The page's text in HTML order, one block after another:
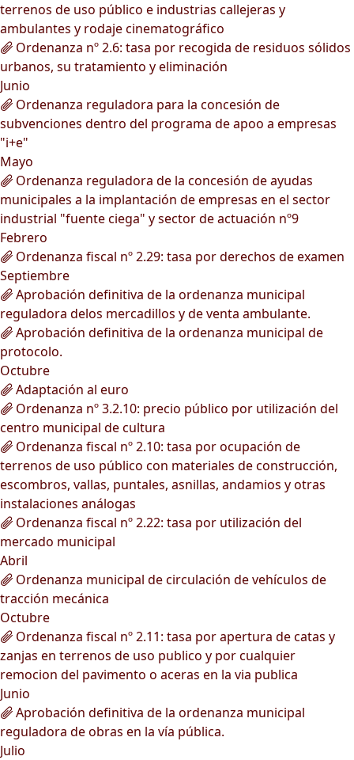
terrenos de uso público e industrias callejeras y
ambulantes y rodaje cinematográfico
Ordenanza nº 2.6: tasa por recogida de residuos sólidos
urbanos, su tratamiento y eliminación
Junio
Ordenanza reguladora para la concesión de
subvenciones dentro del programa de apoo a empresas
"i+e"
Mayo
Ordenanza reguladora de la concesión de ayudas
municipales a la implantación de empresas en el sector
industrial "fuente ciega" y sector de actuación nº9
Febrero
Ordenanza fiscal nº 2.29: tasa por derechos de examen
Septiembre
Aprobación definitiva de la ordenanza municipal
reguladora delos mercadillos y de venta ambulante.
Aprobación definitiva de la ordenanza municipal de
protocolo.
Octubre
Adaptación al euro
Ordenanza nº 3.2.10: precio público por utilización del
centro municipal de cultura
Ordenanza fiscal nº 2.10: tasa por ocupación de
terrenos de uso público con materiales de construcción,
escombros, vallas, puntales, asnillas, andamios y otras
instalaciones análogas
Ordenanza fiscal nº 2.22: tasa por utilización del
mercado municipal
Abril
Ordenanza municipal de circulación de vehículos de
tracción mecánica
Octubre
Ordenanza fiscal nº 2.11: tasa por apertura de catas y
zanjas en terrenos de uso publico y por cualquier
remocion del pavimento o aceras en la via publica
Junio
Aprobación definitiva de la ordenanza municipal
reguladora de obras en la vía pública.
Julio